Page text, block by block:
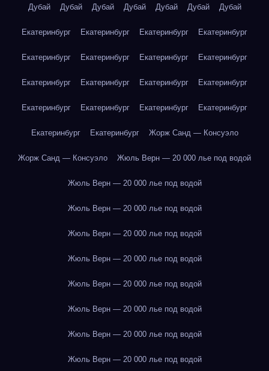
Дубай Дубай Дубай Дубай Дубай Дубай Дубай
Екатеринбург Екатеринбург Екатеринбург Екатеринбург
Екатеринбург Екатеринбург Екатеринбург Екатеринбург
Екатеринбург Екатеринбург Екатеринбург Екатеринбург
Екатеринбург Екатеринбург Екатеринбург Екатеринбург
Екатеринбург Екатеринбург Жорж Санд — Консуэло
Жорж Санд — Консуэло Жюль Верн — 20 000 лье под водой
Жюль Верн — 20 000 лье под водой
Жюль Верн — 20 000 лье под водой
Жюль Верн — 20 000 лье под водой
Жюль Верн — 20 000 лье под водой
Жюль Верн — 20 000 лье под водой
Жюль Верн — 20 000 лье под водой
Жюль Верн — 20 000 лье под водой
Жюль Верн — 20 000 лье под водой